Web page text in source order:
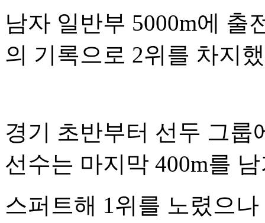
남자 일반부 5000m에 출
의 기록으로 2위를 차지
경기 초반부터 선두 그
선수는 마지막 400m를
스퍼트해 1위를 노렸으